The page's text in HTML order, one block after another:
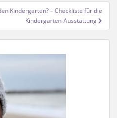
Kindergarten? – Checkliste für die
Kindergarten-Ausstattung